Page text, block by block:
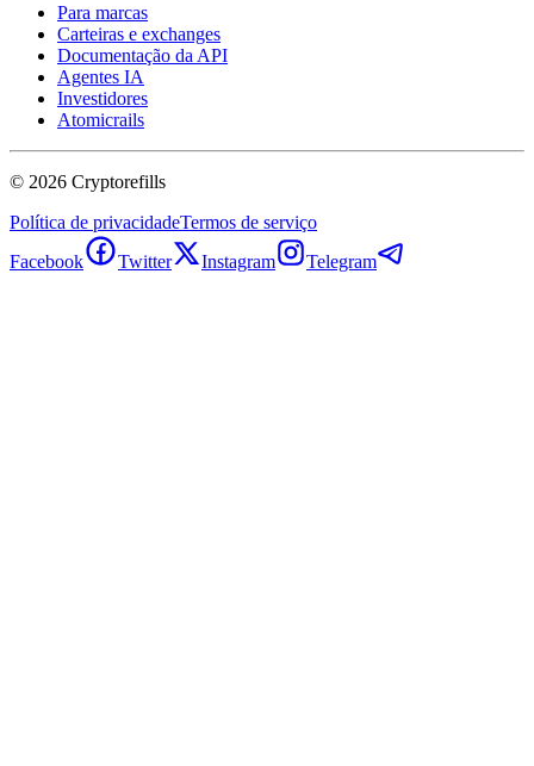
Para marcas
Carteiras e exchanges
Documentação da API
Agentes IA
Investidores
Atomicrails
© 2026 Cryptorefills
Política de privacidadeTermos de serviço
Facebook
Twitter Instagram Telegram